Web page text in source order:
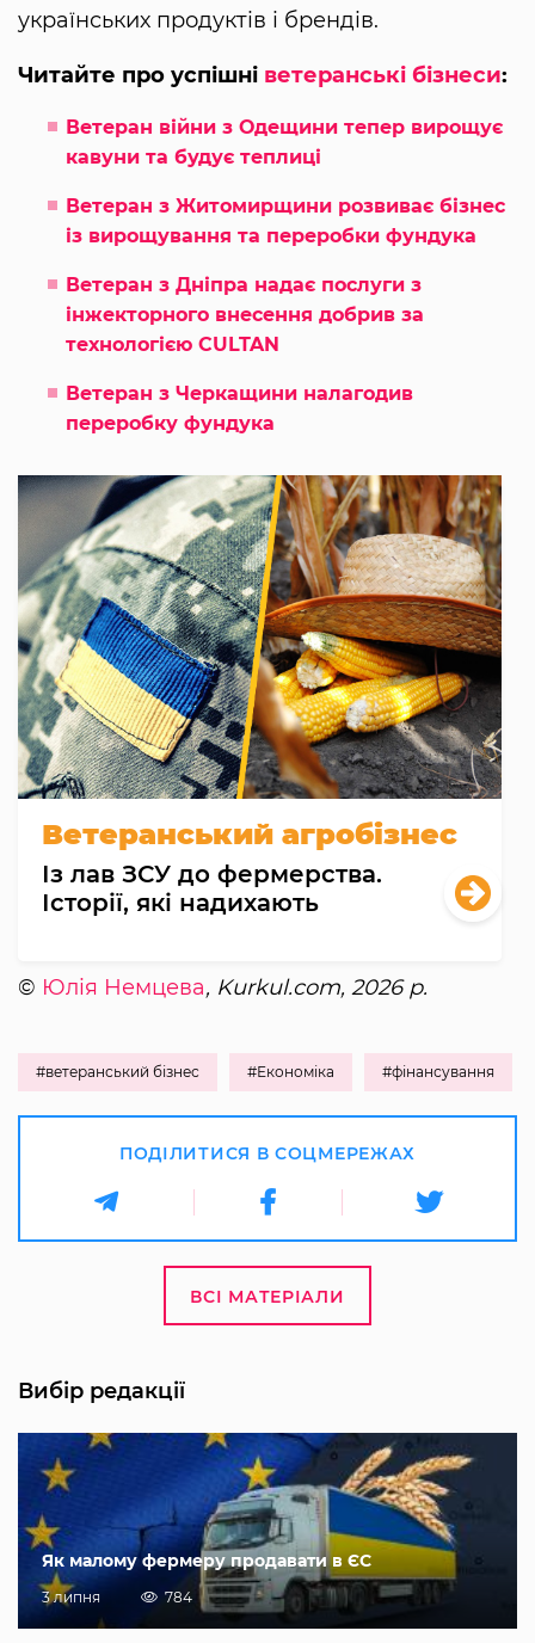
українських продуктів і брендів.
Читайте про успішні ветеранські бізнеси:
Ветеран війни з Одещини тепер вирощує
кавуни та будує теплиці
Ветеран з Житомирщини розвиває бізнес
із вирощування та переробки фундука
Ветеран з Дніпра надає послуги з
інжекторного внесення добрив за
технологією CULTAN
Ветеран з Черкащини налагодив
переробку фундука
Ветеранський агробізнес
Із лав ЗСУ до фермерства.
Історії, які надихають
© Юлія Немцева, Kurkul.com, 2026 р.
#ветеранський бізнес #Економіка #фінансування
ПОДІЛИТИСЯ В СОЦМЕРЕЖАХ
ВСІ МАТЕРІАЛИ
Вибір редакції
Як малому фермеру продавати в ЄС
3 липня 784